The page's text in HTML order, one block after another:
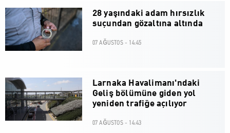
28 yaşındaki adam hırsızlık
suçundan gözaltına altında
07 AĞUSTOS - 14:45
Larnaka Havalimanı'ndaki
Geliş bölümüne giden yol
yeniden trafiğe açılıyor
07 AĞUSTOS - 14:43